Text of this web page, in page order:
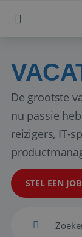
De grootste
nu passie
reizigers, IT-
STEL EEN